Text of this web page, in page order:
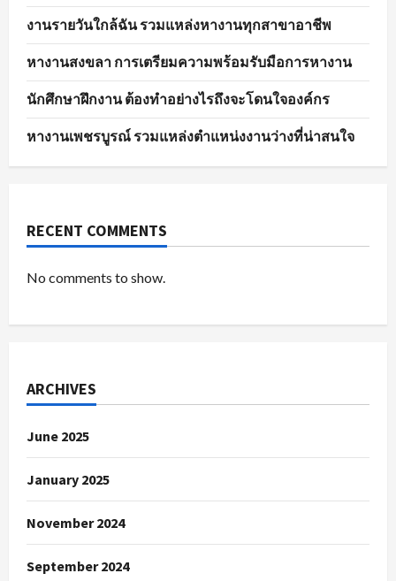
งานรายวันใกล้ฉัน รวมแหล่งหางานทุกสาขาอาชีพ
หางานสงขลา การเตรียมความพร้อมรับมือการหางาน
นักศึกษาฝึกงาน ต้องทำอย่างไรถึงจะโดนใจองค์กร
หางานเพชรบูรณ์ รวมแหล่งตำแหน่งงานว่างที่น่าสนใจ
RECENT COMMENTS
No comments to show.
ARCHIVES
June 2025
January 2025
November 2024
September 2024